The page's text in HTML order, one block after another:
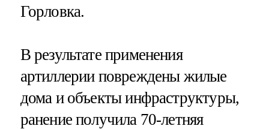
Горловка.
В результате применения
артиллерии повреждены жилые
дома и объекты инфраструктуры,
ранение получила 70-летняя